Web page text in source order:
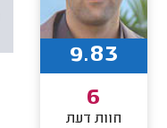
9.83
6
חוות דעת